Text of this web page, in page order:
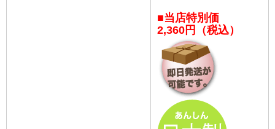
■当店特別価
2,360円（税込）